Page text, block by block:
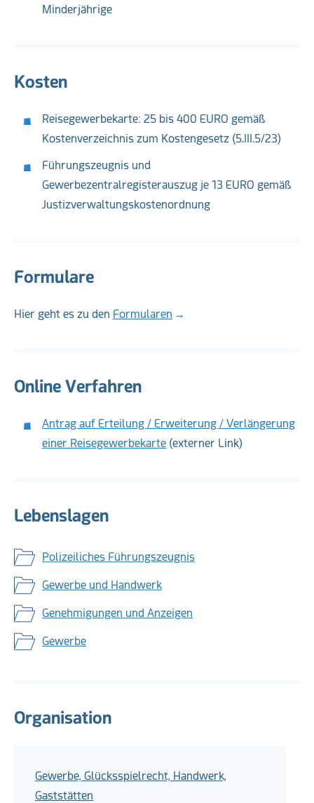
Minderjährige
Kosten
Reisegewerbekarte: 25 bis 400 EURO gemäß
Kostenverzeichnis zum Kostengesetz (5.III.5/23)
Führungszeugnis und
Gewerbezentralregisterauszug je 13 EURO gemäß
Justizverwaltungskostenordnung
Formulare
Hier geht es zu den Formularen
Online Verfahren
Antrag auf Erteilung / Erweiterung / Verlängerung
einer Reisegewerbekarte (externer Link)
Lebenslagen
Polizeiliches Führungszeugnis
Gewerbe und Handwerk
Genehmigungen und Anzeigen
Gewerbe
Organisation
Gewerbe, Glücksspielrecht, Handwerk,
Gaststätten